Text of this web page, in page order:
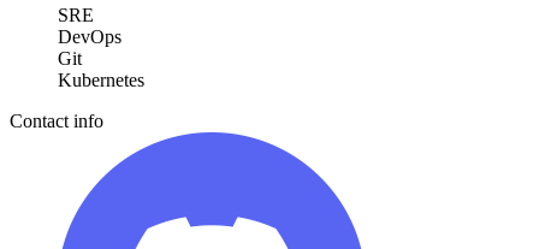
SRE
DevOps
Git
Kubernetes
Contact info